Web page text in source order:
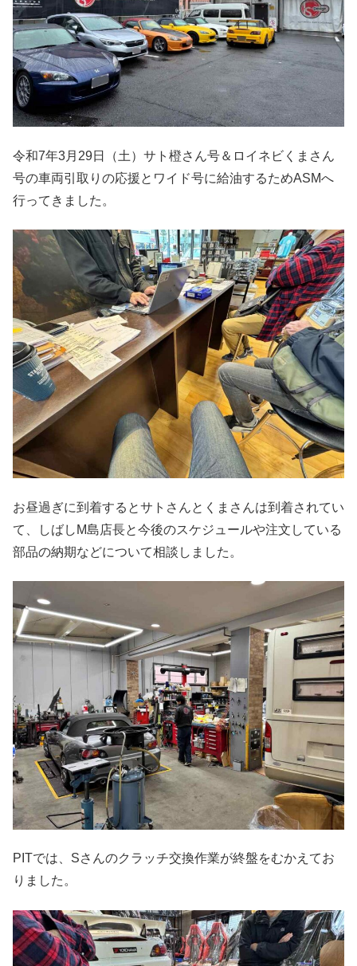
令和7年3月29日（土）サト橙さん号＆ロイネビくまさん
号の車両引取りの応援とワイド号に給油するためASMへ
行ってきました。
お昼過ぎに到着するとサトさんとくまさんは到着されてい
て、しばしM島店長と今後のスケジュールや注文している
部品の納期などについて相談しました。
PITでは、Sさんのクラッチ交換作業が終盤をむかえてお
りました。